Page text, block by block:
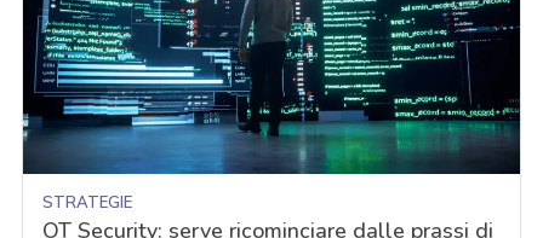
STRATEGIE
OT Security: serve ricominciare dalle prassi di